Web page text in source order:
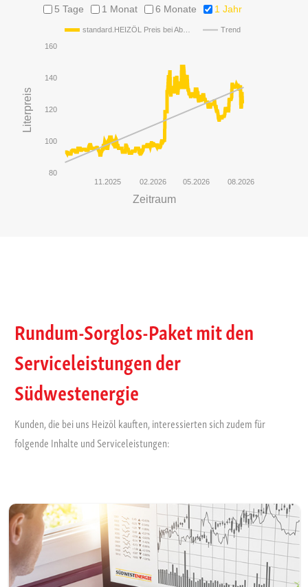
5 Tage 1 Monat 6 Monate 1 Jahr
standard.HEIZÖL Preis bei Ab… Trend
11.2025 02.2026 05.2026 08.2026
80
100
120
140
160
Zeitraum
Literpreis
Rundum-Sorglos-Paket mit den
Serviceleistungen der
Südwestenergie
Kunden, die bei uns Heizöl kauften, interessierten sich zudem für
folgende Inhalte und Serviceleistungen: